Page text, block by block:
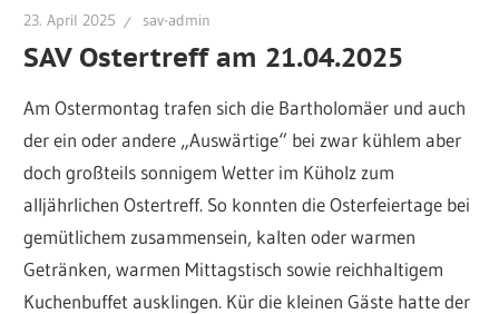
23. April 2025 sav-admin
SAV Ostertreff am 21.04.2025
Am Ostermontag trafen sich die Bartholomäer und auch
der ein oder andere „Auswärtige“ bei zwar kühlem aber
doch großteils sonnigem Wetter im Küholz zum
alljährlichen Ostertreff. So konnten die Osterfeiertage bei
gemütlichem zusammensein, kalten oder warmen
Getränken, warmen Mittagstisch sowie reichhaltigem
Kuchenbuffet ausklingen. Kür die kleinen Gäste hatte der